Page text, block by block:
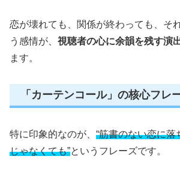
恋が壊れても、関係が終わっても、そ
う感情が、 視聴者の心に余韻を残す演
ます。
「カーテンコール」の核心フレ
特に印象的なのが、 “筋書のない恋に
じゃなくても”というフレーズです。